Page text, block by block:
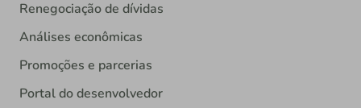
Renegociação de dívidas
Análises econômicas
Promoções e parcerias
Portal do desenvolvedor